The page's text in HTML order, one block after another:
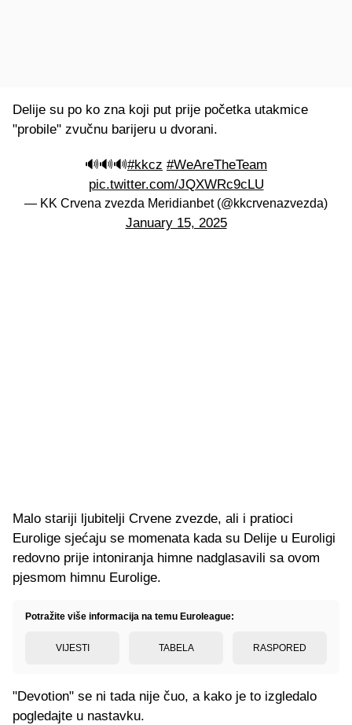
Delije su po ko zna koji put prije početka utakmice
"probile" zvučnu barijeru u dvorani.
🔊🔊🔊#kkcz #WeAreTheTeam
pic.twitter.com/JQXWRc9cLU
— KK Crvena zvezda Meridianbet (@kkcrvenazvezda)
January 15, 2025
Malo stariji ljubitelji Crvene zvezde, ali i pratioci
Eurolige sjećaju se momenata kada su Delije u Euroligi
redovno prije intoniranja himne nadglasavili sa ovom
pjesmom himnu Eurolige.
Potražite više informacija na temu Euroleague:
VIJESTI TABELA RASPORED
"Devotion" se ni tada nije čuo, a kako je to izgledalo
pogledajte u nastavku.